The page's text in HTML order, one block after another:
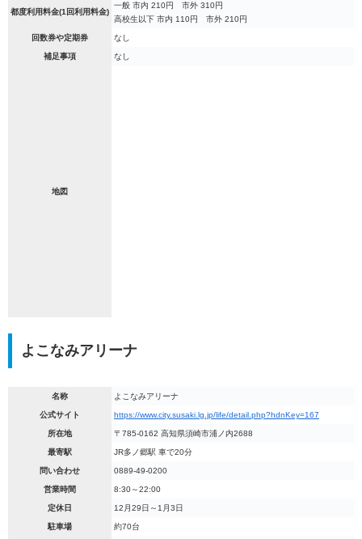
都度利用料金(1回利用料金)
一般 市内 210円 市外 310円
高校生以下 市内 110円 市外 210円
回数券や定期券 なし
補足事項 なし
地図
よこなみアリーナ
名称 よこなみアリーナ
公式サイト https://www.city.susaki.lg.jp/life/detail.php?hdnKey=167
所在地 〒785-0162 高知県須崎市浦ノ内2688
最寄駅 JR多ノ郷駅 車で20分
問い合わせ 0889-49-0200
営業時間 8:30～22:00
定休日 12月29日～1月3日
駐車場 約70台